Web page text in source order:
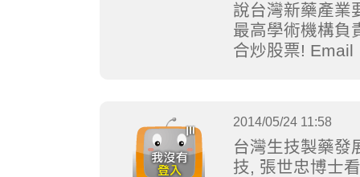
說台灣新藥產業
最高學術機構負
合炒股票! Email
2014/05/24 11:58
台灣生技製藥發
技, 張世忠博士